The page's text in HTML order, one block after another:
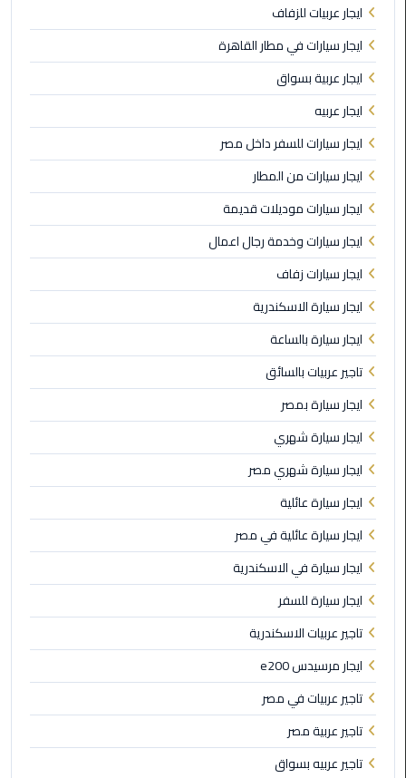
ليموزين
مطار
مرسي
مطروح
ليموزين
مطار
اكتوبر
ليموزين
مطار
الغردقة
ليموزين
مطار
القاهرة
أسعار
ليموزين
مطار
شرم
الشيخ
ليموزين
مطار
القاهرة
الخط
الساخن
ليموزين
مطار
العاصمة
الادارية
ليموزين
ايجار عربيات للزفاف
ايجار سيارات في مطار القاهرة
ايجار عربية بسواق
ايجار عربيه
ايجار سيارات للسفر داخل مصر
ايجار سيارات من المطار
ايجار سيارات موديلات قديمة
ايجار سيارات وخدمة رجال اعمال
ايجار سيارات زفاف
ايجار سيارة الاسكندرية
ايجار سيارة بالساعة
تاجير عربيات بالسائق
ايجار سيارة بمصر
ايجار سيارة شهري
ايجار سيارة شهري مصر
ايجار سيارة عائلية
ايجار سيارة عائلية في مصر
ايجار سيارة في الاسكندرية
ايجار سيارة للسفر
تاجير عربيات الاسكندرية
ايجار مرسيدس e200
تاجير عربيات في مصر
تاجير عربية مصر
تاجير عربيه بسواق